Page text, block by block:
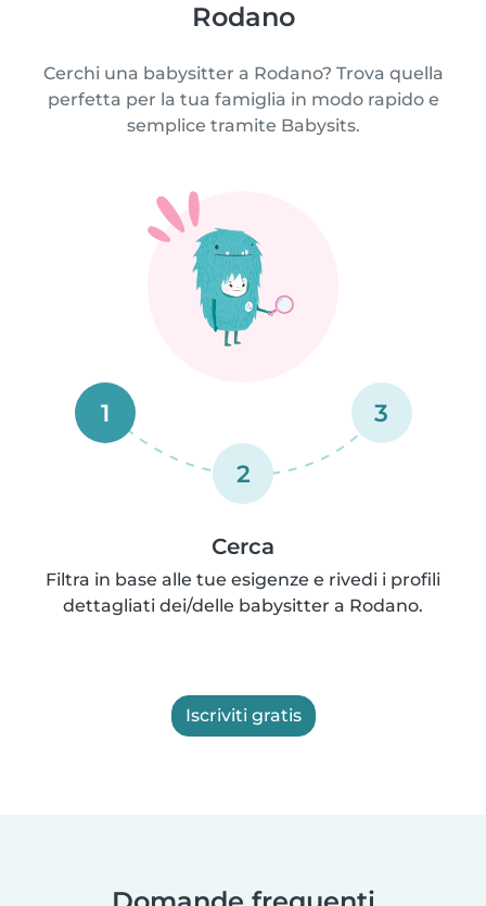
Rodano
Cerchi una babysitter a Rodano? Trova quella
perfetta per la tua famiglia in modo rapido e
semplice tramite Babysits.
1
2
3
Cerca
Filtra in base alle tue esigenze e rivedi i profili
dettagliati dei/delle babysitter a Rodano.
Iscriviti gratis